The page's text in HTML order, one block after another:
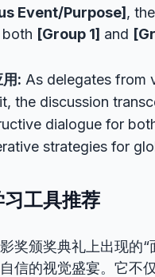
Event/Purpose], the
[Group 1] and
: As delegates from
the discussion
dialogue for
strategies for
工具推荐
奖颁奖典礼上出现的
信的视觉盛宴。它不